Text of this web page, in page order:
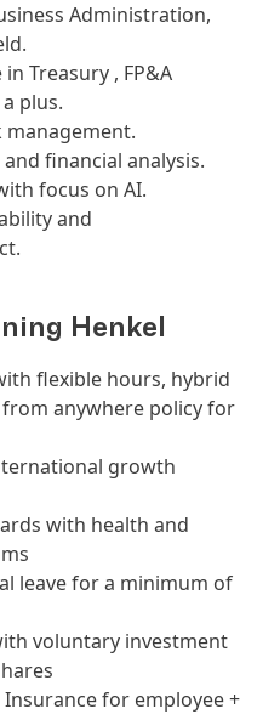
Administration,
Treasury , FP&A
plus.
management.
financial analysis.
focus on AI.
and
Henkel
flexible hours, hybrid
anywhere policy for
growth
with health and
leave for a minimum of
voluntary investment
for employee +